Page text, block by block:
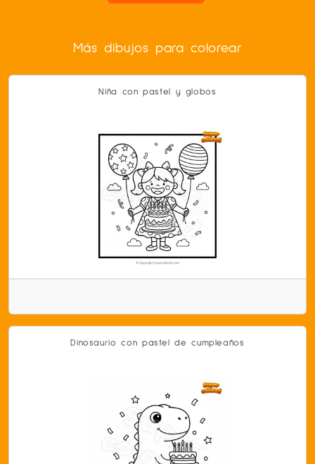
Más dibujos para colorear
Niña con pastel y globos
Dinosaurio con pastel de cumpleaños